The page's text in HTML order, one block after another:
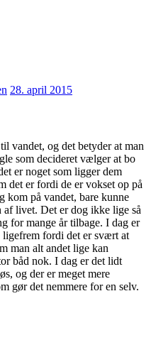
28. april 2015
vandet, og det betyder at man
som decideret vælger at bo
er noget som ligger dem
det er fordi de er vokset op på
kom på vandet, bare kunne
af livet. Det er dog ikke lige så
for mange år tilbage. I dag er
fordi det er svært at
man alt andet lige kan
båd nok. I dag er det lidt
og der er meget mere
gør det nemmere for en selv.